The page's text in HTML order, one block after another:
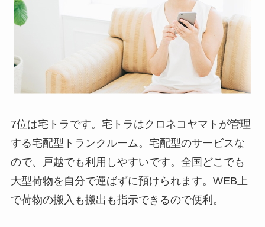
7位は宅トラです。宅トラはクロネコヤマトが管理
する宅配型トランクルーム。宅配型のサービスな
ので、戸越でも利用しやすいです。全国どこでも
大型荷物を自分で運ばずに預けられます。WEB上
で荷物の搬入も搬出も指示できるので便利。